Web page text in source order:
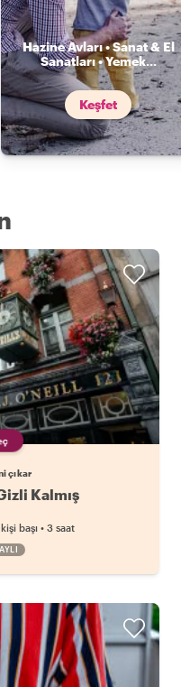
Hazine Avları • Sanat & El
Sanatları • Yemek...
Keşfet
çıkar
Kalmış
kişi başı • 3 saat